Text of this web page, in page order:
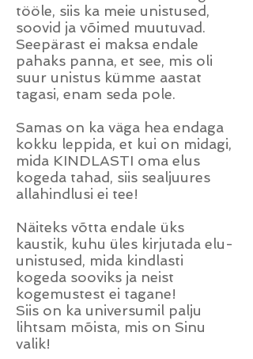
tööle, siis ka meie unistused,
soovid ja võimed muutuvad.
Seepärast ei maksa endale
pahaks panna, et see, mis oli
suur unistus kümme aastat
tagasi, enam seda pole.
Samas on ka väga hea endaga
kokku leppida, et kui on midagi,
mida KINDLASTI oma elus
kogeda tahad, siis sealjuures
allahindlusi ei tee!
Näiteks võtta endale üks
kaustik, kuhu üles kirjutada elu-
unistused, mida kindlasti
kogeda sooviks ja neist
kogemustest ei tagane!
Siis on ka universumil palju
lihtsam mõista, mis on Sinu
valik!